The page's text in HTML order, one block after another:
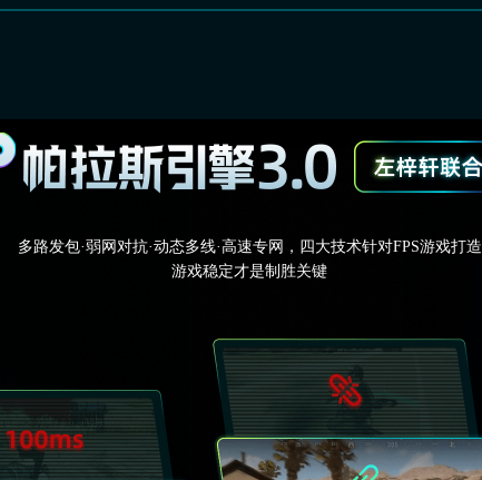
多路发包·弱网对抗·动态多线·高速专网，四大技术针对FPS游戏打造
游戏稳定才是制胜关键